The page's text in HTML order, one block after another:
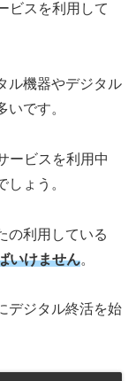
ビスを利用して
ル機器やデジタル
です。
ービスを利用中
ょう。
の利用している
いけません。
デジタル終活を始